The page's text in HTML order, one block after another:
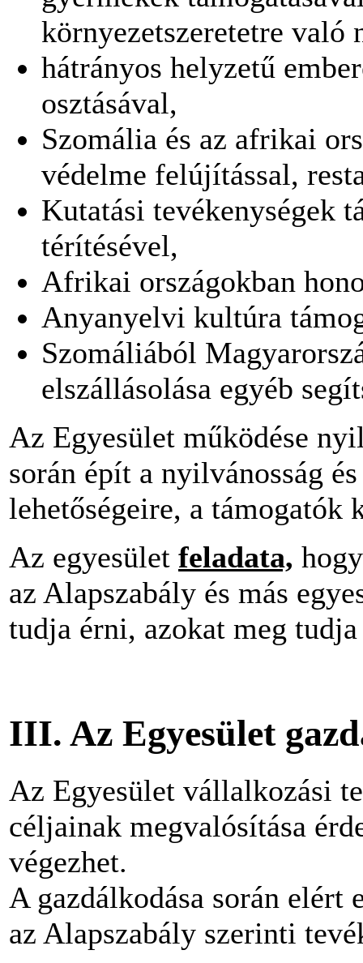
környezetszeretetre való
hátrányos helyzetű
osztásával,
Szomália és az afrikai
védelme felújítással,
Kutatási tevékenységek
térítésével,
Afrikai országokban
Anyanyelvi kultúra
Szomáliából
elszállásolása egyéb
Az Egyesület működése
során épít a nyilvánosság
lehetőségeire, a támogatók
Az egyesület feladata,
az Alapszabály és más
tudja érni, azokat meg
III. Az Egyesület
Az Egyesület vállalkozási
céljainak megvalósítása
végezhet.
A gazdálkodása során elért
az Alapszabály szerinti